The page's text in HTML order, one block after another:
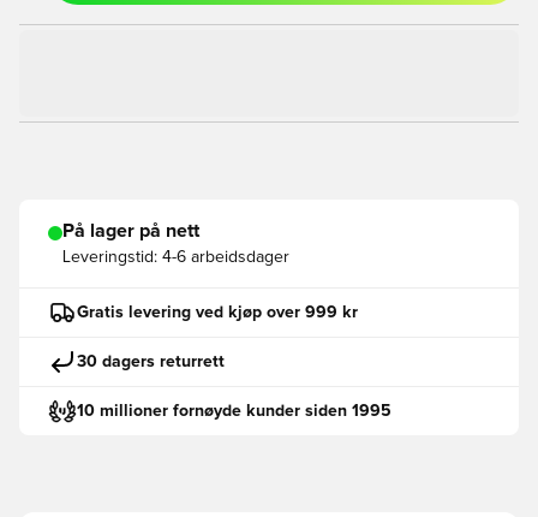
På lager på nett
Leveringstid: 4-6 arbeidsdager
Gratis levering ved kjøp over 999 kr
30 dagers returrett
10 millioner fornøyde kunder siden 1995